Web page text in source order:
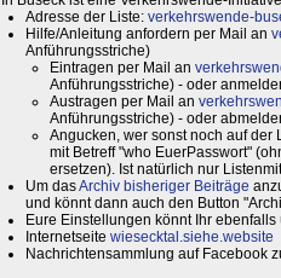
Adresse der Liste: verkehrswende-
Hilfe/Anleitung anfordern per Mail an
Anführungsstriche)
Eintragen per Mail an
Anführungsstriche) - oder
Austragen per Mail an
Anführungsstriche) - oder
Angucken, wer sonst noch auf der
mit Betreff "who EuerPasswort"
ersetzen). Ist natürlich nur
Um dasArchiv bisheriger Beiträge
und könnt dann auch den Button
Eure Einstellungen könnt Ihr
Internetseite wiesecktal.siehe.website
Nachrichtensammlung auf Facebook